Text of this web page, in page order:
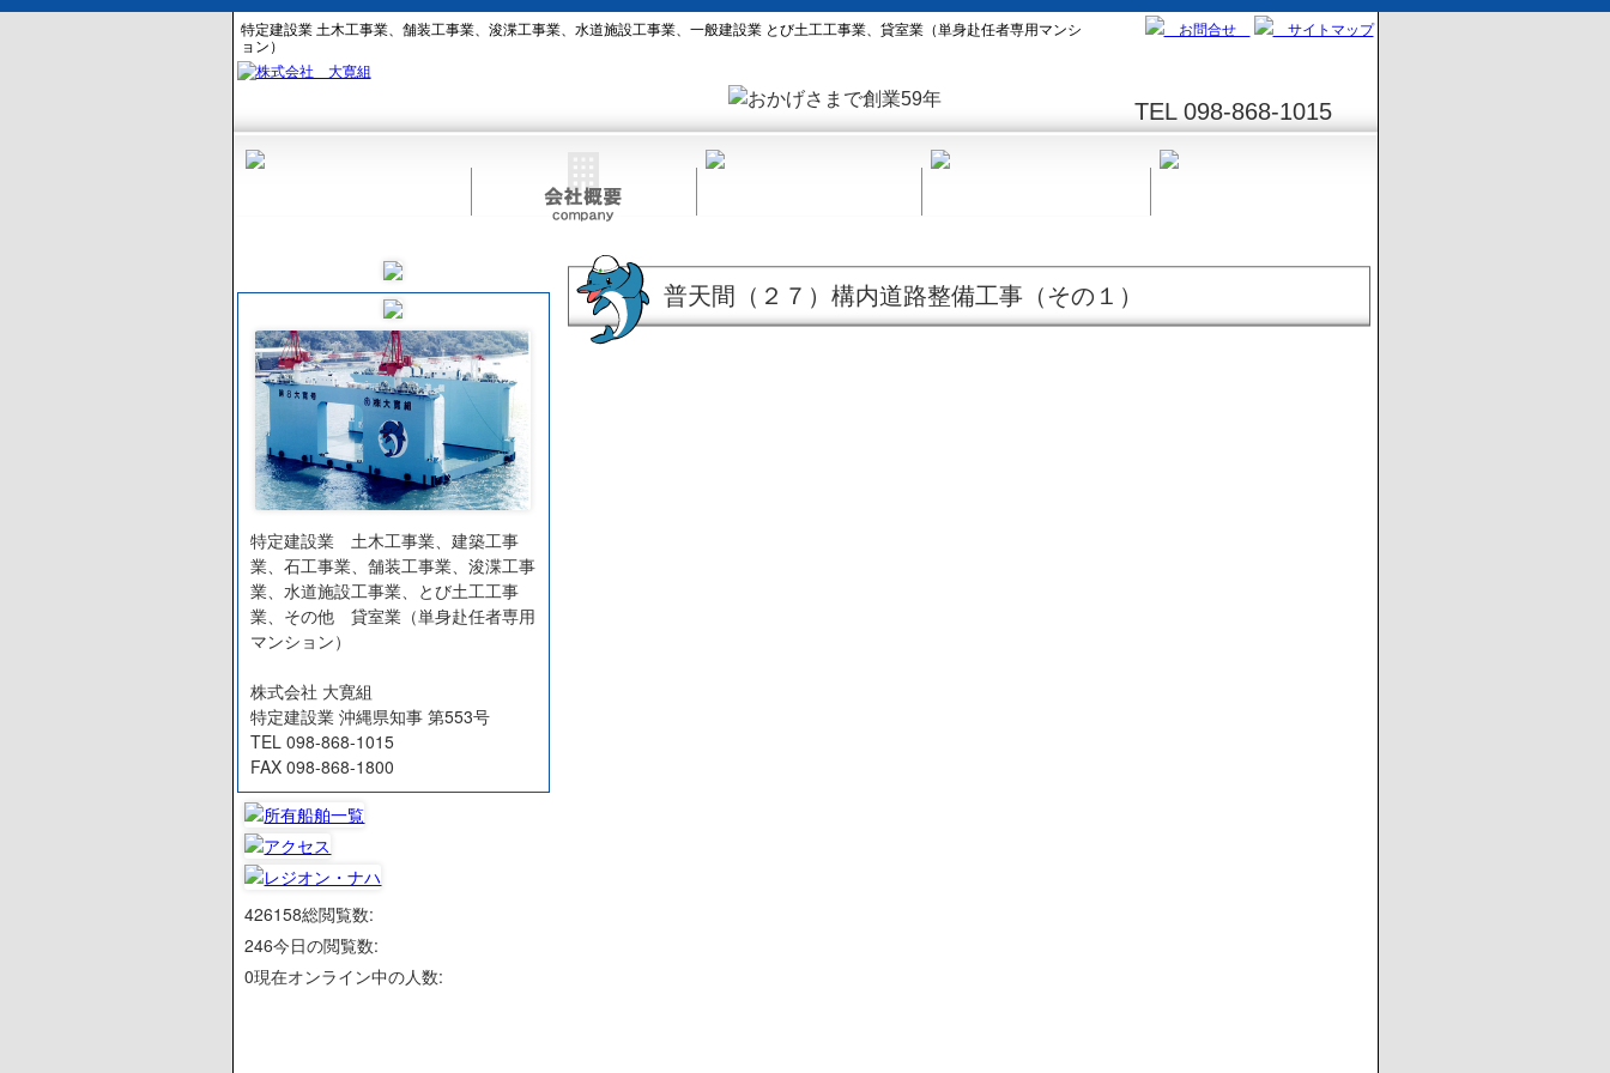
お問合せ サイトマップ
特定建設業 土木工事業、舗装工事業、浚渫工事業、水道施設工事業、一般建設業 とび土工工事業、貸室業（単身赴任者専用マンシ
ョン）
TEL 098-868-1015
普天間（２７）構内道路整備工事（その１）
特定建設業 土木工事業、建築工事
業、石工事業、舗装工事業、浚渫工事
業、水道施設工事業、とび土工工事
業、その他 貸室業（単身赴任者専用
マンション）
株式会社 大寛組
特定建設業 沖縄県知事 第553号
TEL 098-868-1015
FAX 098-868-1800
426158総閲覧数:
246今日の閲覧数:
0現在オンライン中の人数: